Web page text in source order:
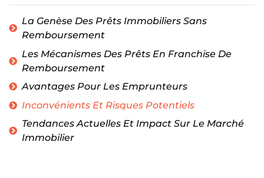
La Genèse Des Prêts Immobiliers Sans
Remboursement
Les Mécanismes Des Prêts En Franchise De
Remboursement
Avantages Pour Les Emprunteurs
Inconvénients Et Risques Potentiels
Tendances Actuelles Et Impact Sur Le Marché
Immobilier